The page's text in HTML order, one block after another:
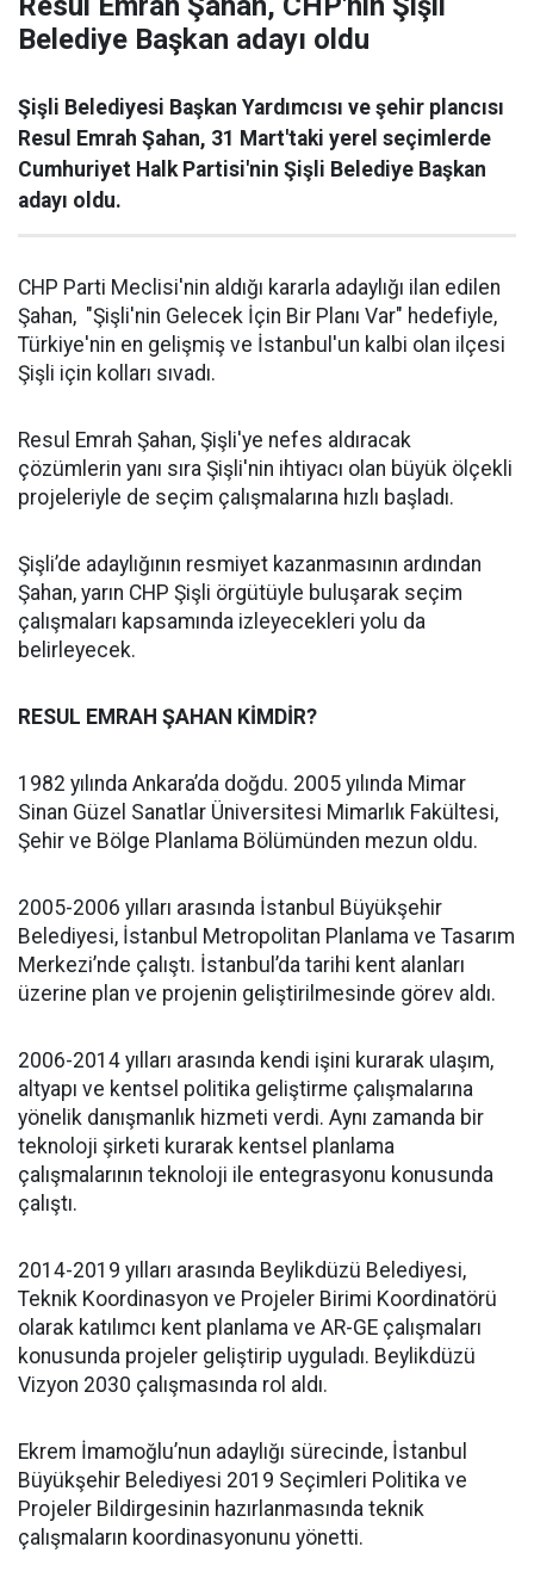
Belediye Başkan adayı oldu
Şişli Belediyesi Başkan Yardımcısı ve şehir plancısı
Resul Emrah Şahan, 31 Mart'taki yerel seçimlerde
Cumhuriyet Halk Partisi'nin Şişli Belediye Başkan
adayı oldu.
CHP Parti Meclisi'nin aldığı kararla adaylığı ilan edilen
Şahan, "Şişli'nin Gelecek İçin Bir Planı Var" hedefiyle,
Türkiye'nin en gelişmiş ve İstanbul'un kalbi olan ilçesi
Şişli için kolları sıvadı.
Resul Emrah Şahan, Şişli'ye nefes aldıracak
çözümlerin yanı sıra Şişli'nin ihtiyacı olan büyük ölçekli
projeleriyle de seçim çalışmalarına hızlı başladı.
Şişli’de adaylığının resmiyet kazanmasının ardından
Şahan, yarın CHP Şişli örgütüyle buluşarak seçim
çalışmaları kapsamında izleyecekleri yolu da
belirleyecek.
RESUL EMRAH ŞAHAN KİMDİR?
1982 yılında Ankara’da doğdu. 2005 yılında Mimar
Sinan Güzel Sanatlar Üniversitesi Mimarlık Fakültesi,
Şehir ve Bölge Planlama Bölümünden mezun oldu.
2005-2006 yılları arasında İstanbul Büyükşehir
Belediyesi, İstanbul Metropolitan Planlama ve Tasarım
Merkezi’nde çalıştı. İstanbul’da tarihi kent alanları
üzerine plan ve projenin geliştirilmesinde görev aldı.
2006-2014 yılları arasında kendi işini kurarak ulaşım,
altyapı ve kentsel politika geliştirme çalışmalarına
yönelik danışmanlık hizmeti verdi. Aynı zamanda bir
teknoloji şirketi kurarak kentsel planlama
çalışmalarının teknoloji ile entegrasyonu konusunda
çalıştı.
2014-2019 yılları arasında Beylikdüzü Belediyesi,
Teknik Koordinasyon ve Projeler Birimi Koordinatörü
olarak katılımcı kent planlama ve AR-GE çalışmaları
konusunda projeler geliştirip uyguladı. Beylikdüzü
Vizyon 2030 çalışmasında rol aldı.
Ekrem İmamoğlu’nun adaylığı sürecinde, İstanbul
Büyükşehir Belediyesi 2019 Seçimleri Politika ve
Projeler Bildirgesinin hazırlanmasında teknik
çalışmaların koordinasyonunu yönetti.